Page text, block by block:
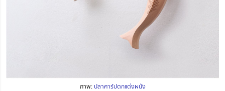
ภาพ: ปลาคาร์ปตกแต่งผนัง